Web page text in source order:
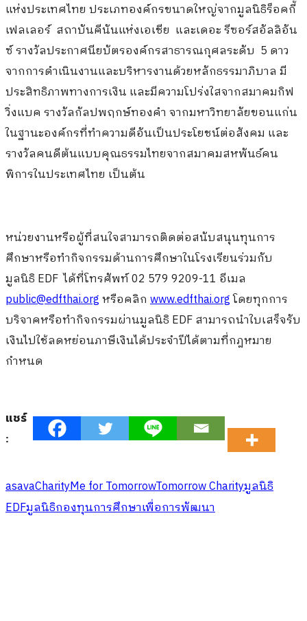
แห่งประเทศไทย ประเภทองค์กรขนาดใหญ่จากมูลนิธิร็อคกี้
เฟลเลอร์ สถาบันคีนันแห่งเอเชีย และเดอะ รีซอร์สอัลลิอัน
ซ์ รางวัลประกาศนียบัตรองค์กรสาธารณกุศลระดับ 5 ดาว
จากการดำเนินงานและบริหารงานด้วยหลักธรรมาภิบาล มี
ประสิทธิภาพทางการเงิน และมีความโปร่งใสจากสมาคมกิฟ
วิ่งแบค รางวัลกัลปพฤกษ์ทองคำ จากมหาวิทยาลัยขอนแก่น
ในฐานะองค์กรที่ทำความดีอันเป็นประโยชน์ต่อสังคม และ
รางวัลคนดีต้นแบบคุณธรรมไทยจากสมาคมสหพันธ์คน
พิการในประเทศไทย เป็นต้น
หน่วยงานหรือผู้ที่สนใจสามารถติดต่อสนับสนุนทุนการ
ศึกษาหรือทำกิจกรรมด้านการศึกษาในโรงเรียนร่วมกับ
มูลนิธิ EDF ได้ที่โทรศัพท์ 02 579 9209-11 อีเมล
public@edfthai.orgหรือคลิก www.edfthai.orgโดยทุกการ
บริจาคหรือทำกิจกรรมผ่านมูลนิธิ EDF สามารถนำใบเสร็จรับ
เงินไปใช้ลดหย่อนภาษีเงินได้ประจำปีได้ตามที่กฎหมาย
กำหนด
แชร์
:
asavaCharityMe for TomorrowTomorrow Charityมูลนิธิ
EDFมูลนิธิกองทุนการศึกษาเพื่อการพัฒนา